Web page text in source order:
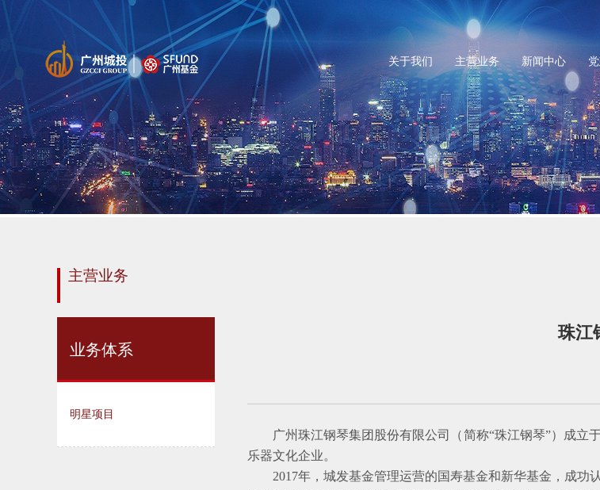
关于我们 主营业务 新闻中心
主营业务
业务体系
明星项目
珠江
广州珠江钢琴集团股份有限公司（简称“珠江钢琴”） 成立
乐器文化企业。
2017年 ，城发基金管理运营的国寿基金和新华基金，成功